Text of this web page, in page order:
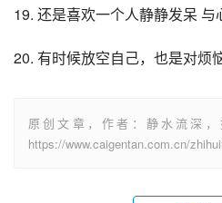
19. 还是喜欢一个人静静发呆 与
20. 有时候放空自己，也是对烦
原创文章，作者：静水流深，
https://www.caigentan.com.cn/